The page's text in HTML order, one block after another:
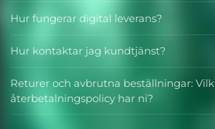
Hur fungerar digital leverans?
Hur kontaktar jag kundtjänst?
Returer och avbrutna beställningar:
återbetalningspolicy har ni?